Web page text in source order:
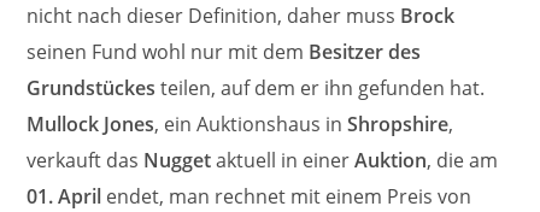
nicht nach dieser Definition, daher muss Brock
seinen Fund wohl nur mit dem Besitzer des
Grundstückes teilen, auf dem er ihn gefunden hat.
Mullock Jones, ein Auktionshaus inShropshire,
verkauft das Nuggetaktuell in einerAuktion, die am
01. April endet, man rechnet mit einem Preis von